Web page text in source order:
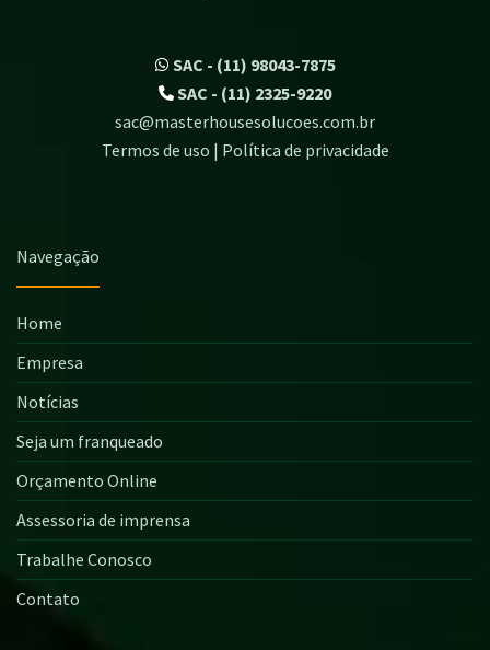
SAC - (11) 98043-7875
SAC - (11) 2325-9220
sac@masterhousesolucoes.com.br
Termos de uso | Política de privacidade
Navegação
Home
Empresa
Notícias
Seja um franqueado
Orçamento Online
Assessoria de imprensa
Trabalhe Conosco
Contato